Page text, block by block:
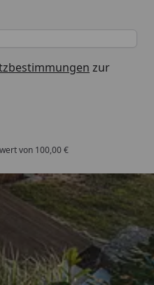
zur
von 100,00 €
4,81/ 5